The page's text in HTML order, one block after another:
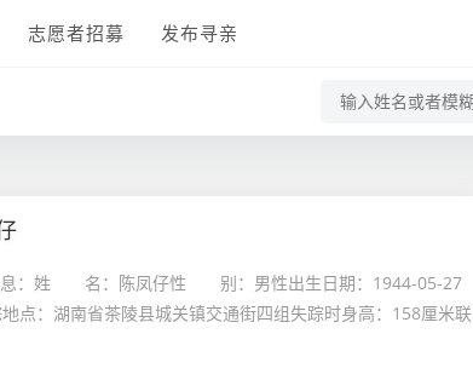
志愿者招募 发布寻亲
息：姓 名：陈凤仔性 别：男性出生日期：1944-05-27
点：湖南省茶陵县城关镇交通街四组失踪时身高：158厘米联